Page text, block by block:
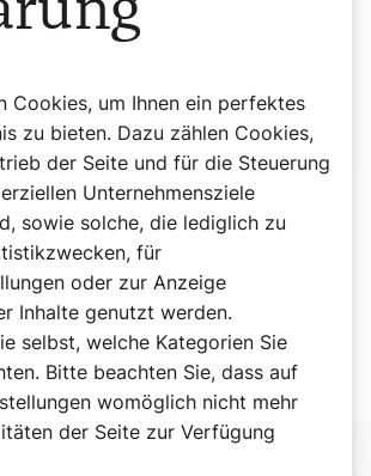
Cookies, um Ihnen ein perfektes
zu bieten. Dazu zählen Cookies,
der Seite und für die Steuerung
Unternehmensziele
sowie solche, die lediglich zu
für
oder zur Anzeige
Inhalte genutzt werden.
selbst, welche Kategorien Sie
Bitte beachten Sie, dass auf
womöglich nicht mehr
der Seite zur Verfügung